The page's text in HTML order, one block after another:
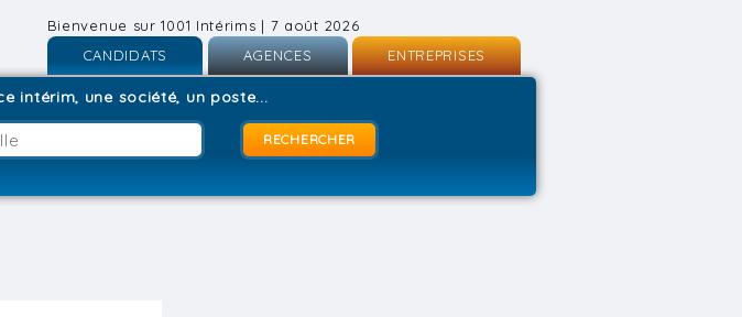
Bienvenue sur 1001 Intérims | 7 août 2026
CANDIDATS
Inscription
AGENCES
Inscription
Connexion
ENTREPRISES
intérim, une société, un poste...